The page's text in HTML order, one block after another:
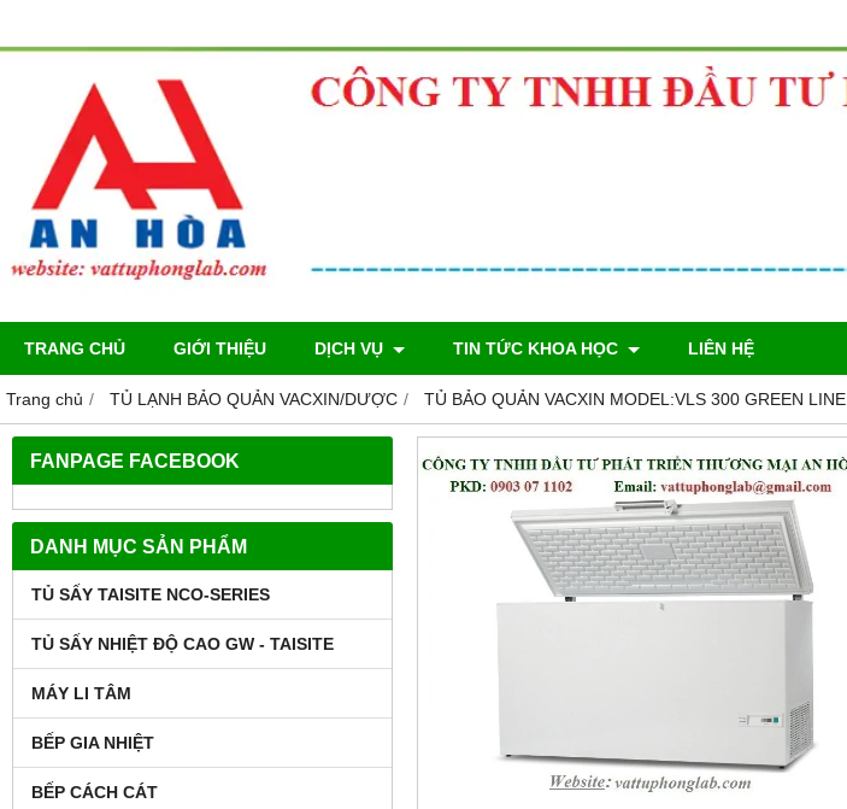
TRANG CHỦ GIỚI THIỆU DỊCH VỤ TIN TỨC KHOA HỌC LIÊN HỆ
Trang chủ TỦ LẠNH BẢO QUẢN VACXIN/DƯỢC TỦ BẢO QUẢN VACXIN MODEL:VLS 300 GREEN LINE
FANPAGE FACEBOOK
DANH MỤC SẢN PHẨM
TỦ SẤY TAISITE NCO-SERIES
TỦ SẤY NHIỆT ĐỘ CAO GW - TAISITE
MÁY LI TÂM
BẾP GIA NHIỆT
BẾP CÁCH CÁT